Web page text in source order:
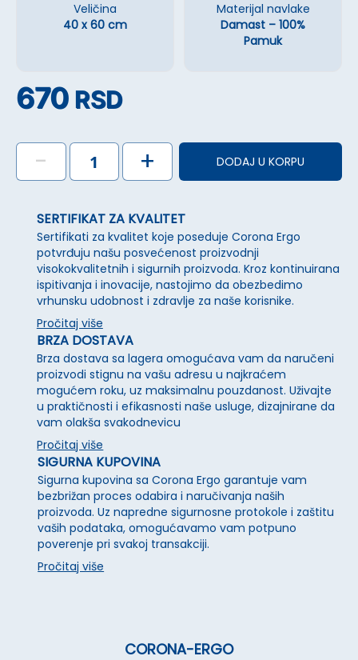
Veličina
40 x 60 cm
Materijal navlake
Damast – 100%
Pamuk
670 RSD
- + DODAJ U KORPU
SERTIFIKAT ZA KVALITET
Sertifikati za kvalitet koje poseduje Corona Ergo
potvrđuju našu posvećenost proizvodnji
visokokvalitetnih i sigurnih proizvoda. Kroz kontinuirana
ispitivanja i inovacije, nastojimo da obezbedimo
vrhunsku udobnost i zdravlje za naše korisnike.
Pročitaj više
BRZA DOSTAVA
Brza dostava sa lagera omogućava vam da naručeni
proizvodi stignu na vašu adresu u najkraćem
mogućem roku, uz maksimalnu pouzdanost. Uživajte
u praktičnosti i efikasnosti naše usluge, dizajnirane da
vam olakša svakodnevicu
Pročitaj više
SIGURNA KUPOVINA
Sigurna kupovina sa Corona Ergo garantuje vam
bezbrižan proces odabira i naručivanja naših
proizvoda. Uz napredne sigurnosne protokole i zaštitu
vaših podataka, omogućavamo vam potpuno
poverenje pri svakoj transakciji.
Pročitaj više
CORONA-ERGO